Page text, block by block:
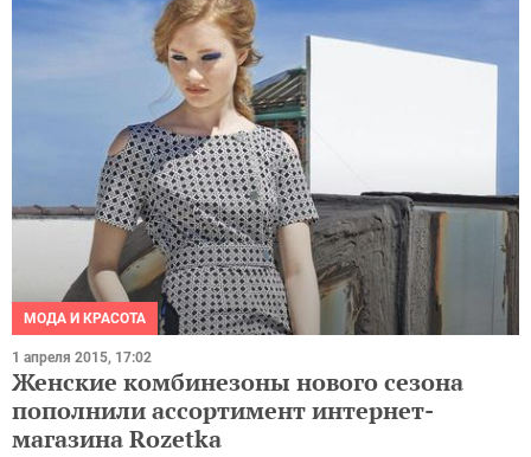
МОДА И КРАСОТА
1 апреля 2015, 17:02
Женские комбинезоны нового сезона
пополнили ассортимент интернет-
магазина Rozetka